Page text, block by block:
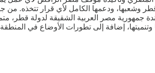
وشعبها، ودعمها الكامل لأي قرار تتخذه. من
مصر العربية الشقيقة لدولة قطر،
وتنميتها، إضافة إلى تطورات الأوضاع في